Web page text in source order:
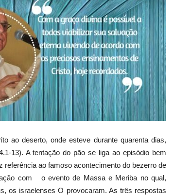
ao deserto, onde esteve durante quarenta dias,
13). A tentação do pão se liga ao episódio bem
ao famoso acontecimento do bezerro de
com o evento de Massa e Meriba no qual,
os israelenses O provocaram. As três respostas